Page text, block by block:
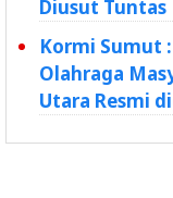
Diusut Tuntas
Kormi Sumut :
Olahraga
Utara Resmi